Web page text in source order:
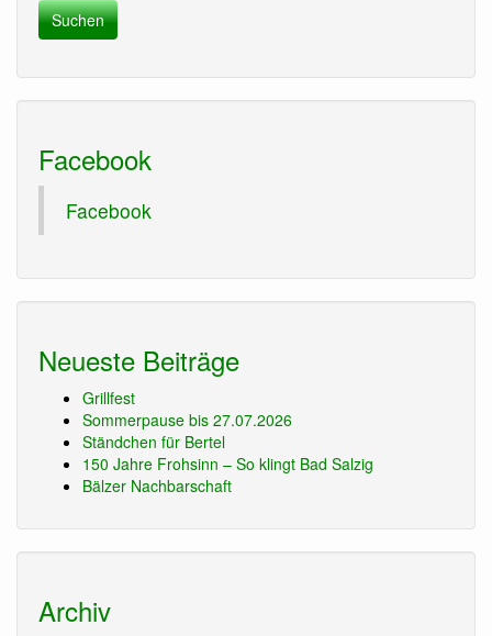
Facebook
Facebook
Neueste Beiträge
Grillfest
Sommerpause bis 27.07.2026
Ständchen für Bertel
150 Jahre Frohsinn – So klingt Bad Salzig
Bälzer Nachbarschaft
Archiv